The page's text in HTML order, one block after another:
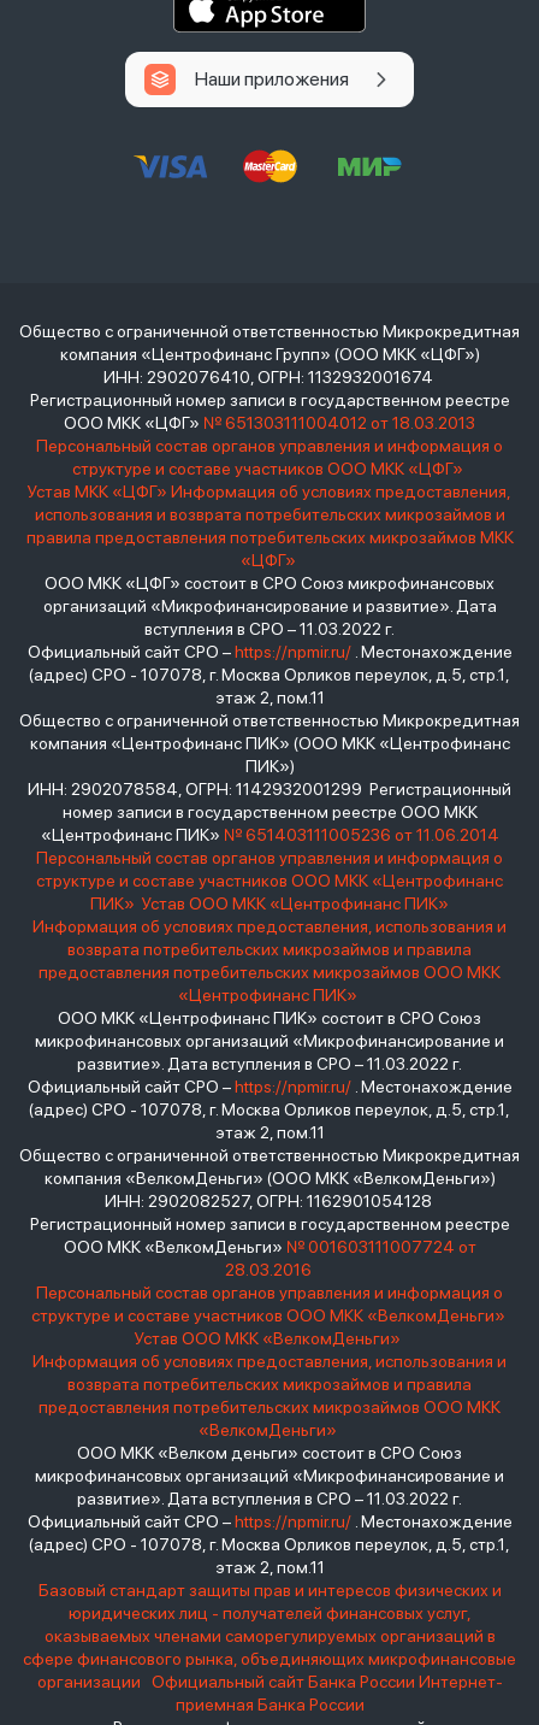
Наши приложения
Общество с ограниченной ответственностью Микрокредитная
компания «Центрофинанс Групп» (ООО МКК «ЦФГ»)
ИНН: 2902076410, ОГРН: 1132932001674
Регистрационный номер записи в государственном реестре
ООО МКК «ЦФГ» № 651303111004012 от 18.03.2013
Персональный состав органов управления и информация о
структуре и составе участников ООО МКК «ЦФГ»
Устав МКК «ЦФГ» Информация об условиях предоставления,
использования и возврата потребительских микрозаймов и
правила предоставления потребительских микрозаймов МКК
«ЦФГ»
ООО МКК «ЦФГ» состоит в СРО Союз микрофинансовых
организаций «Микрофинансирование и развитие». Дата
вступления в СРО – 11.03.2022 г.
Официальный сайт СРО –https://npmir.ru/. Местонахождение
(адрес) СРО - 107078, г. Москва Орликов переулок, д.5, стр.1,
этаж 2, пом.11
Общество с ограниченной ответственностью Микрокредитная
компания «Центрофинанс ПИК» (ООО МКК «Центрофинанс
ПИК»)
ИНН: 2902078584, ОГРН: 1142932001299 Регистрационный
номер записи в государственном реестре ООО МКК
«Центрофинанс ПИК» № 651403111005236 от 11.06.2014
Персональный состав органов управления и информация о
структуре и составе участников ООО МКК «Центрофинанс
ПИК» Устав ООО МКК «Центрофинанс ПИК»
Информация об условиях предоставления, использования и
возврата потребительских микрозаймов и правила
предоставления потребительских микрозаймов ООО МКК
«Центрофинанс ПИК»
ООО МКК «Центрофинанс ПИК» состоит в СРО Союз
микрофинансовых организаций «Микрофинансирование и
развитие». Дата вступления в СРО – 11.03.2022 г.
Официальный сайт СРО –https://npmir.ru/. Местонахождение
(адрес) СРО - 107078, г. Москва Орликов переулок, д.5, стр.1,
этаж 2, пом.11
Общество с ограниченной ответственностью Микрокредитная
компания «ВелкомДеньги» (ООО МКК «ВелкомДеньги»)
ИНН: 2902082527, ОГРН: 1162901054128
Регистрационный номер записи в государственном реестре
ООО МКК «ВелкомДеньги» № 001603111007724 от
28.03.2016
Персональный состав органов управления и информация о
структуре и составе участников ООО МКК «ВелкомДеньги»
Устав ООО МКК «ВелкомДеньги»
Информация об условиях предоставления, использования и
возврата потребительских микрозаймов и правила
предоставления потребительских микрозаймов ООО МКК
«ВелкомДеньги»
ООО МКК «Велком деньги» состоит в СРО Союз
микрофинансовых организаций «Микрофинансирование и
развитие». Дата вступления в СРО – 11.03.2022 г.
Официальный сайт СРО –https://npmir.ru/. Местонахождение
(адрес) СРО - 107078, г. Москва Орликов переулок, д.5, стр.1,
этаж 2, пом.11
Базовый стандарт защиты прав и интересов физических и
юридических лиц - получателей финансовых услуг,
оказываемых членами саморегулируемых организаций в
сфере финансового рынка, объединяющих микрофинансовые
организации
Официальный сайт Банка России Интернет-
приемная Банка России